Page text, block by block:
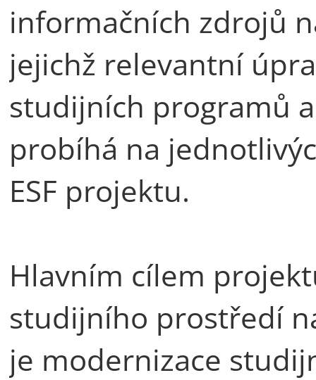
informačních zdrojů
jejichž relevantní
studijních programů
probíhá na
ESF projektu.
Hlavním cílem
studijního prostředí
je modernizace